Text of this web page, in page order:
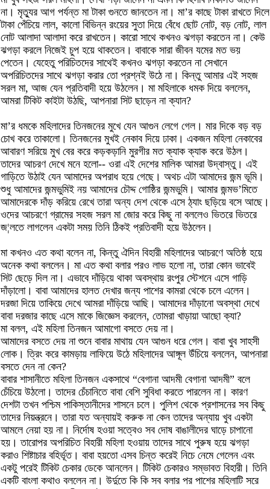
না। মৃত্যুর আগ পর্যন্ত মা টাকা গুনতে জানতেন না। মা’র কাছে টাকা রাখতে দিলে
টাকা পেঁচিয়ে লাল, কালো বিভিন্ন রংয়ের সুতা দিয়ে বেঁধে ছোট নোট, বড় নোট, লাল
নোট আলাদা আলাদা করে রাখতেন। কারো সাথে কখনও ঝগড়া করতেন না। কেউ
ঝগড়া করলে নিজেই চুপ হয়ে থাকতেন। বাবাকে সারা জীবন যমের মত ভয়
পেতেন। যেহেতু পরিচিতদের সাথেই কখনও ঝগড়া করতেন না সেখানে
অপরিচিতদের সাথে ঝগড়া করার তো প্রশ্নই উঠে না। কিন্তু আমার এই সহজ
সরল মা, আজ যেন প্রতিবাদী হয়ে উঠলেন। মা মহিলাকে ধমক দিয়ে বললেন,
আমরা টিকিট কাইটা উঠছি, আপনারা সিট ছাড়েন না ক্যান?
মা’র ধমকে মহিলাদের তিনজনের মুখে যেন আগুন লেগে গেল। মার দিকে বড় বড়
চোখ করে তাকালো। তিনজনের মুখই নেকাব দিয়ে ঢাকা। একজন মহিলা নেকাবের
আবারণ সরিয়ে মুখ বের করে কড়কড়ানি মুরগীর মত ক্যাক ক্যাক করে উঠল।
তাদের আচরণ দেখে মনে হলো-- ওরা এই দেশের মালিক আমরা উদ্বাস্তু। এই
গাড়িতে উঠাই যেন আমাদের অপরাধ হয়ে গেছে। অথচ এটা আমাদের জন্ম ভূমি।
শুধু আমাদের জন্মভুমিই নয় আমাদের চৌদ্দ গোষ্ঠির জন্মভুমি। আমার জন্মভ’মিতে
আমাদেরকে দাঁড় করিয়ে রেখে তারা অন্য দেশ থেকে এসে ঠ্যাং ছড়িয়ে বসে আছে।
ওদের আচরণে গ্রামের সহজ সরল মা জোর করে কিছু না বললেও ভিতরে ভিতরে
জ¦লতে লাগলেন একটা সময় তিনি ঠিকই প্রতিবাদী হয়ে উঠলেন।
মা কখনও এত কথা বলেন না, কিন্তু ঐদিন বিহারী মহিলাদের আচরণে অতিষ্ঠ হয়ে
অনেক কথা বললেন। মা এত কথা বলার পরও লাভ হলো না, তারা কোন ভাবেই
সিট ছেড়ে দিল না। এভাবে দাঁড়িয়ে থাকা অবস্থায় রংপুর স্টেশনে এসে গাড়ি
দাঁড়ালো। বাবা আমাদের হালত দেখার জন্য পাশের কামরা থেকে চলে এলেন।
দরজা দিয়ে তাকিয়ে দেখে আমরা দাঁড়িয়ে আছি। আমাদের দাঁড়ানো অবস্থা দেখে
বাবা দরজার কাছে এসে মাকে জিজ্ঞেস করলেন, তোমরা খাড়ায়া আছো ক্যা?
মা বলল, এই মহিলা তিনজন আমাগো বসতে দেয় না।
আমাদের বসতে দেয় না শুনে বাবার মাথায় যেন আগুন ধরে গেল। বাবা খুব সাহসী
লোক। ত্রিং করে কামড়ায় লাফিয়ে উঠে মহিলাদের আঙ্গূল উঁচিয়ে বললেন, আপনারা
বসতে দেন না কেন?
বাবার শাসানীতে মহিলা তিনজন একসাথে “বেগানা আদমী বেগানা আদমী” বলে
চেঁচিয়ে উঠলো। তাদের চেঁচানিতে বাবা বেশি সুবিধা করতে পারলেন না। কারণ
দেশটা তখন পশ্চিম পাকিস্তানীদের শাসনে চলে। পুলিশ থেকে প্রশাসনের সব কিছু
তাদের নিয়ন্ত্রনে। তারা যত অন্যায়ই করুক না কেন তাদের অন্যায় খুব একটা
আমলে নেয়া হয় না। নির্দোষ হওয়া সত্বেও সব দোষ বাঙালীদের ঘাড়ে চাপানো
হয়। তারোপর অপরিচিত বিহারী মহিলা হওয়ায় তাদের সাথে পুরুষ হয়ে ঝগড়া
করাও শিষ্টাচার বহির্ভূত। বাবা হয়তো এসব চিন্ত করেই নিচে নেমে গেলেন এবং
একটু পরেই টিকিট চেকার ডেকে আনলেন। টিকিট চেকারও সম্ভাবত বিহারী। তিনি
একটি বাংলা কথাও বললেন না। উর্দুতে কি কি সব বলার পর পাশের মহিলাটি সরে